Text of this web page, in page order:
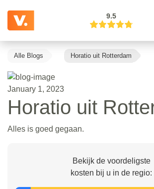
9.5
Alle Blogs Horatio uit Rotterdam
January 1, 2023
Horatio uit
Alles is goed gegaan.
Bekijk de voordeligste
kosten bij u in de regio: